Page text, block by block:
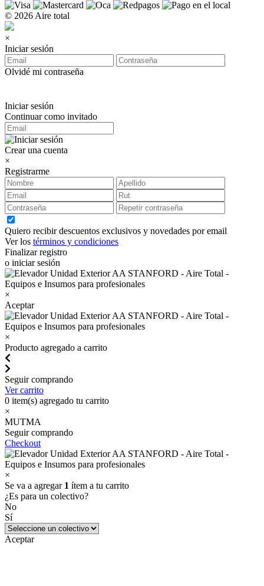
© 2026 Aire total
×
Iniciar sesión
Olvidé mi contraseña
Iniciar sesión
Continuar como invitado
Crear una cuenta
×
Registrarme
Quiero recibir descuentos exclusivos y novedades por email
Ver los términos y condiciones
Finalizar registro
o iniciar sesión
×
Aceptar
×
Producto agregado a carrito
Seguir comprando
Ver carrito
0 item(s) agregado tu carrito
×
MUTMA
Seguir comprando
Checkout
×
Se va a agregar 1 ítem a tu carrito
¿Es para un colectivo?
No
Sí
Aceptar